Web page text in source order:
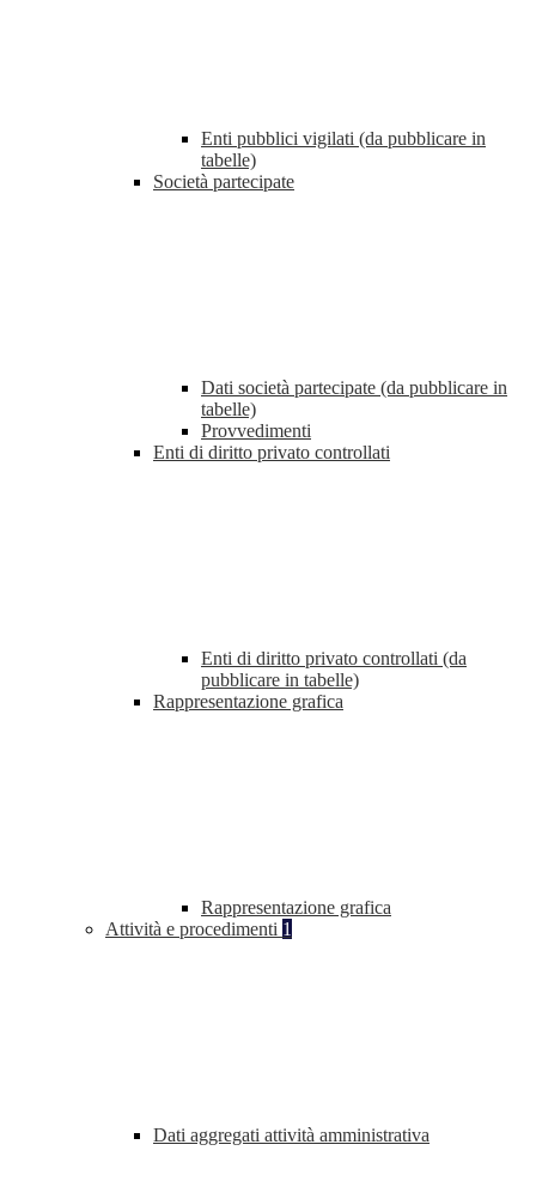
Enti pubblici vigilati (da pubblicare in
tabelle)
Società partecipate
Dati società partecipate (da pubblicare in
tabelle)
Provvedimenti
Enti di diritto privato controllati
Enti di diritto privato controllati (da
pubblicare in tabelle)
Rappresentazione grafica
Rappresentazione grafica
Attività e procedimenti 1
Dati aggregati attività amministrativa